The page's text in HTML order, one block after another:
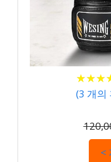
★★★
★★★
(3 개의
<